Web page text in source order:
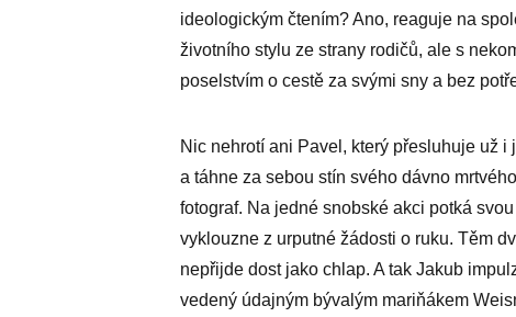
ideologickým čtením? Ano, reaguje na
životního stylu ze strany rodičů, ale s
poselstvím o cestě za svými sny a bez
Nic nehrotí ani Pavel, který přesluhuje už
a táhne za sebou stín svého dávno
fotograf. Na jedné snobské akci potká
vyklouzne z urputné žádosti o ruku. Těm
nepřijde dost jako chlap. A tak Jakub
vedený údajným bývalým mariňákem